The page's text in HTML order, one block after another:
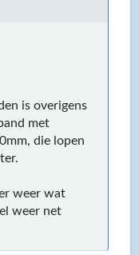
is overigens
met
die lopen
weer wat
weer net